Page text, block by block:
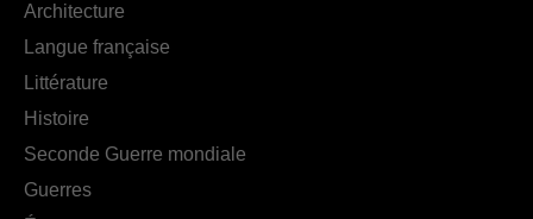
Architecture
Langue française
Littérature
Histoire
Seconde Guerre mondiale
Guerres